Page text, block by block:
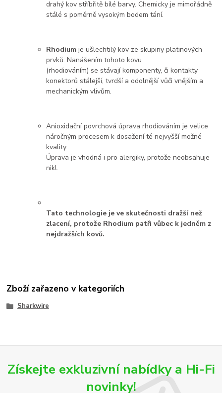
drahý kov stříbřitě bílé barvy. Chemicky je mimořádně
stálé s poměrně vysokým bodem tání.
Rhodium je ušlechtilý kov ze skupiny platinových
prvků. Nanášením tohoto kovu
(rhodiováním) se stávají komponenty, či kontakty
konektorů stálejší, tvrdší a odolnější vůči vnějším a
mechanickým vlivům.
Anioxidační povrchová úprava rhodiováním je velice
náročným procesem k dosažení té nejvyšší možné
kvality.
Úprava je vhodná i pro alergiky, protože neobsahuje
nikl.
Tato technologie je ve skutečnosti dražší než
zlacení, protože Rhodium patři vůbec k jedněm z
nejdražších kovů.
Zboží zařazeno v kategoriích
Sharkwire
Získejte exkluzivní nabídky a Hi-Fi
novinky!